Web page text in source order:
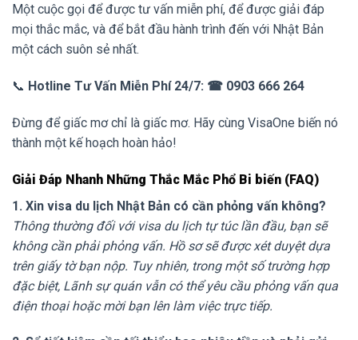
Một cuộc gọi để được tư vấn miễn phí, để được giải đáp
mọi thắc mắc, và để bắt đầu hành trình đến với Nhật Bản
một cách suôn sẻ nhất.
📞 Hotline Tư Vấn Miễn Phí 24/7: ☎ 0903 666 264
Đừng để giấc mơ chỉ là giấc mơ. Hãy cùng VisaOne biến nó
thành một kế hoạch hoàn hảo!
Giải Đáp Nhanh Những Thắc Mắc Phổ Bi biến (FAQ)
1. Xin visa du lịch Nhật Bản có cần phỏng vấn không?
Thông thường đối với visa du lịch tự túc lần đầu, bạn sẽ
không cần phải phỏng vấn. Hồ sơ sẽ được xét duyệt dựa
trên giấy tờ bạn nộp. Tuy nhiên, trong một số trường hợp
đặc biệt, Lãnh sự quán vẫn có thể yêu cầu phỏng vấn qua
điện thoại hoặc mời bạn lên làm việc trực tiếp.